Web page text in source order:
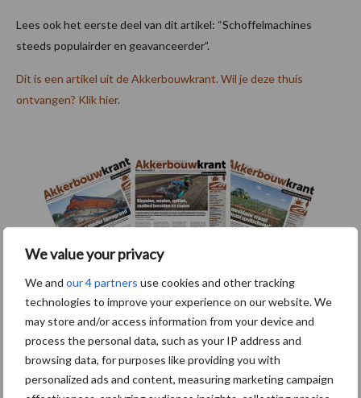
We value your privacy
We and our 4 partners use cookies and other tracking
technologies to improve your experience on our website. We
may store and/or access information from your device and
process the personal data, such as your IP address and
browsing data, for purposes like providing you with
personalized ads and content, measuring marketing campaign
Lees ook het eerste deel van dit artikel: “Schoffelmachines
steeds populairder en geavanceerder”.
Dit is een artikel uit de Akkerbouwkrant. Wil je deze thuis
ontvangen? Klik hier.
Tekst: Gerben Hofman
Beeld: HAK